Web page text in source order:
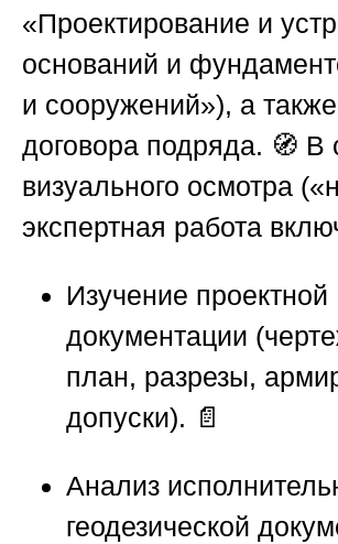
«Проектирование и
оснований и
и сооружений»), а
договора подряда. 🧭 В
визуального осмотра
экспертная работа
Изучение проектной
документации
план, разрезы,
допуски). 📄
Анализ
геодезической